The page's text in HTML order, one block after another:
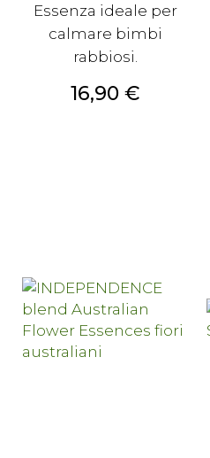
Essenza ideale per
calmare bimbi
rabbiosi.
Prezzo
16,90 €